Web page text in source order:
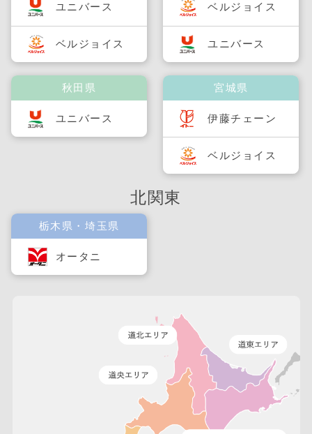
ユニバース
ベルジョイス
秋田県
ユニバース
ベルジョイス
ユニバース
宮城県
伊藤チェーン
ベルジョイス
北関東
栃木県・埼玉県
オータニ